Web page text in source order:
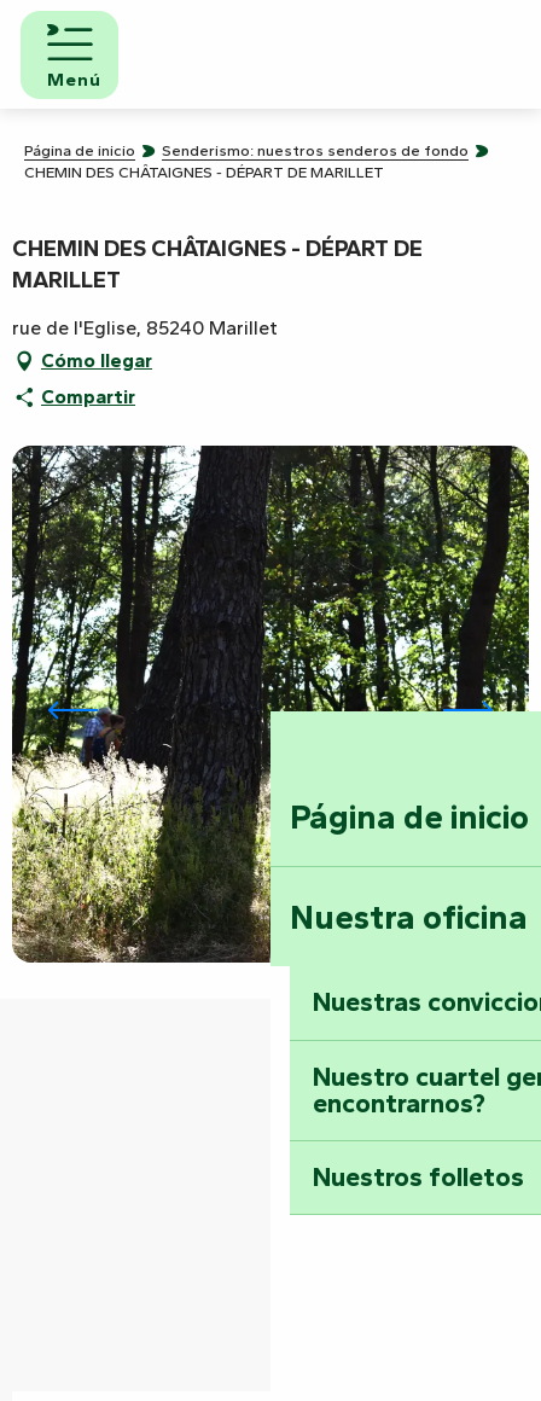
Aller
contenu
principal
Menú
Página de inicio
Nuestra oficina
Nuestras
Nuestro cuartel
encontrarnos?
Nuestros folletos
Página de inicio
Senderismo: nuestros senderos de fondo
CHEMIN DES CHÂTAIGNES - DÉPART DE MARILLET
CHEMIN DES CHÂTAIGNES - DÉPART DE
MARILLET
rue de l'Eglise, 85240 Marillet
Cómo llegar
Compartir